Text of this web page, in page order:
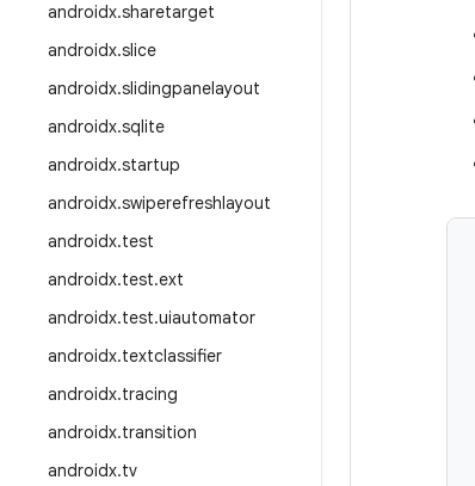
androidx.sharetarget
androidx.slice
androidx.slidingpanelayout
androidx.sqlite
androidx.startup
androidx.swiperefreshlayout
androidx.test
androidx.test.ext
androidx.test.uiautomator
androidx.textclassifier
androidx.tracing
androidx.transition
androidx.tv